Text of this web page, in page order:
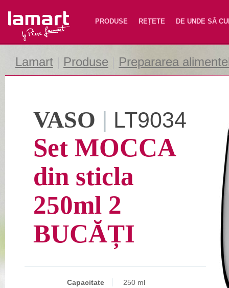
Lamart PRODUSE REȚETE DE UNDE SĂ
Lamart Produse Prepararea
VASO | LT9034
Set MOCCA
din sticla
250ml 2
BUCĂȚI
Capacitate
250 ml